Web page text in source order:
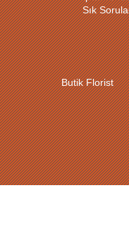
Sık
Butik Florist